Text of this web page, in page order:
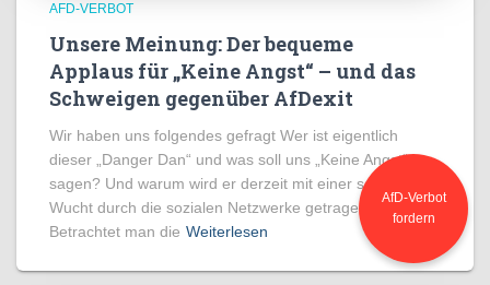
AFD-VERBOT
Unsere Meinung: Der bequeme
Applaus für „Keine Angst“ – und das
Schweigen gegenüber AfDexit
Wir haben uns folgendes gefragt Wer ist eigentlich
dieser „Danger Dan“ und was soll uns „Keine Angst“
sagen? Und warum wird er derzeit mit einer solchen
Wucht durch die sozialen Netzwerke getragen?
Betrachtet man die Weiterlesen
AfD-Verbot
fordern